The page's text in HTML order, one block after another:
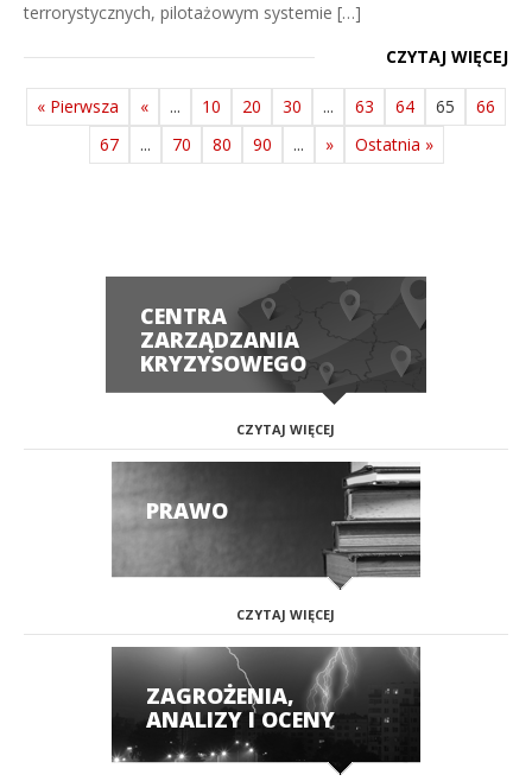
terrorystycznych, pilotażowym systemie […]
CZYTAJ WIĘCEJ
« Pierwsza « ... 10 20 30 ... 63 64 65
66
67
... 70 80 90 ... » Ostatnia »
CENTRA
ZARZĄDZANIA
KRYZYSOWEGO
CZYTAJ WIĘCEJ
PRAWO
CZYTAJ WIĘCEJ
ZAGROŻENIA,
ANALIZY I OCENY